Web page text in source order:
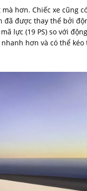
hơn. Chiếc xe cũng
đã được thay thế bởi
lực (19 PS) so với động
hơn và có thể kéo